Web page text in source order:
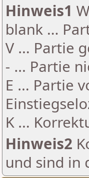
Hinweis1
blank ...
V ... Partie
- ... Partie
E ... Partie
K ...
Hinweis2
und sind in